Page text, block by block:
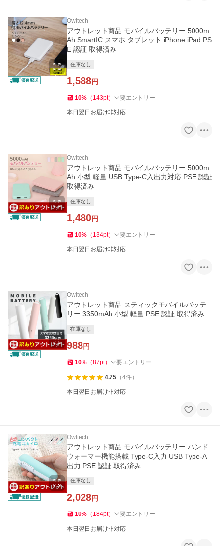
Owltech
アウトレット商品 モバイルバッテリー 5000m
Ah SmartIC スマホ タブレット iPhone iPad PS
E 認証 取得済み
在庫なし
1,588円
10% （ 143pt） 要エントリー
本日翌日お届け非対応
Owltech
アウトレット商品 モバイルバッテリー 5000m
Ah 小型 軽量 USB Type-C入出力対応 PSE 認証
取得済み
在庫なし
1,480円
10% （ 134pt） 要エントリー
本日翌日お届け非対応
Owltech
アウトレット商品 スティックモバイルバッテ
リー 3350mAh 小型 軽量 PSE 認証 取得済み
在庫なし
988円
10% （87pt） 要エントリー
4.75（4件）
本日翌日お届け非対応
Owltech
アウトレット商品 モバイルバッテリー ハンド
ウォーマー機能搭載 Type-C入力 USB Type-A
出力 PSE 認証 取得済み
在庫なし
2,028円
10% （ 184pt） 要エントリー
本日翌日お届け非対応